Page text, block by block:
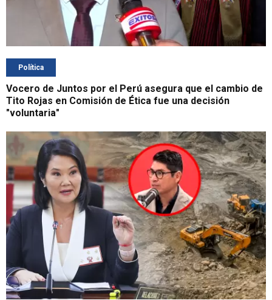
Política
Vocero de Juntos por el Perú asegura que el cambio de
Tito Rojas en Comisión de Ética fue una decisión
"voluntaria"